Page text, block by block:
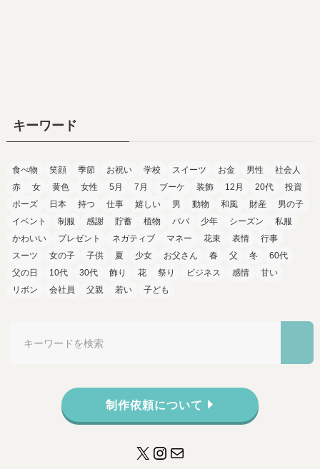
キーワード
食べ物 笑顔 季節 お祝い 学校 スイーツ お金 男性
社会人
赤
女 黄色 女性 5月 7月 ブーケ 装飾 12月 20代
投資
ポーズ
日本 持つ 仕事 嬉しい 男 動物 和風 財産
男の子
イベント
制服 感謝 貯蓄 植物 パパ 少年 シーズン
私服
かわいい
プレゼント ネガティブ マネー 花束 表情
行事
スーツ
女の子 子供 夏 少女 お父さん 春 父 冬
60代
父の日
10代 30代 飾り 花 祭り ビジネス 感情
甘い
リボン
会社員 父親 若い 子ども
制作依頼について
X Instagram
メール